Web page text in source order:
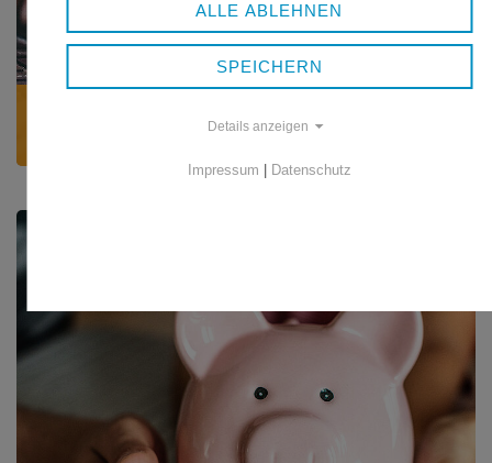
ALLE ABLEHNEN
SPEICHERN
Details anzeigen
Impressum Datenschutz